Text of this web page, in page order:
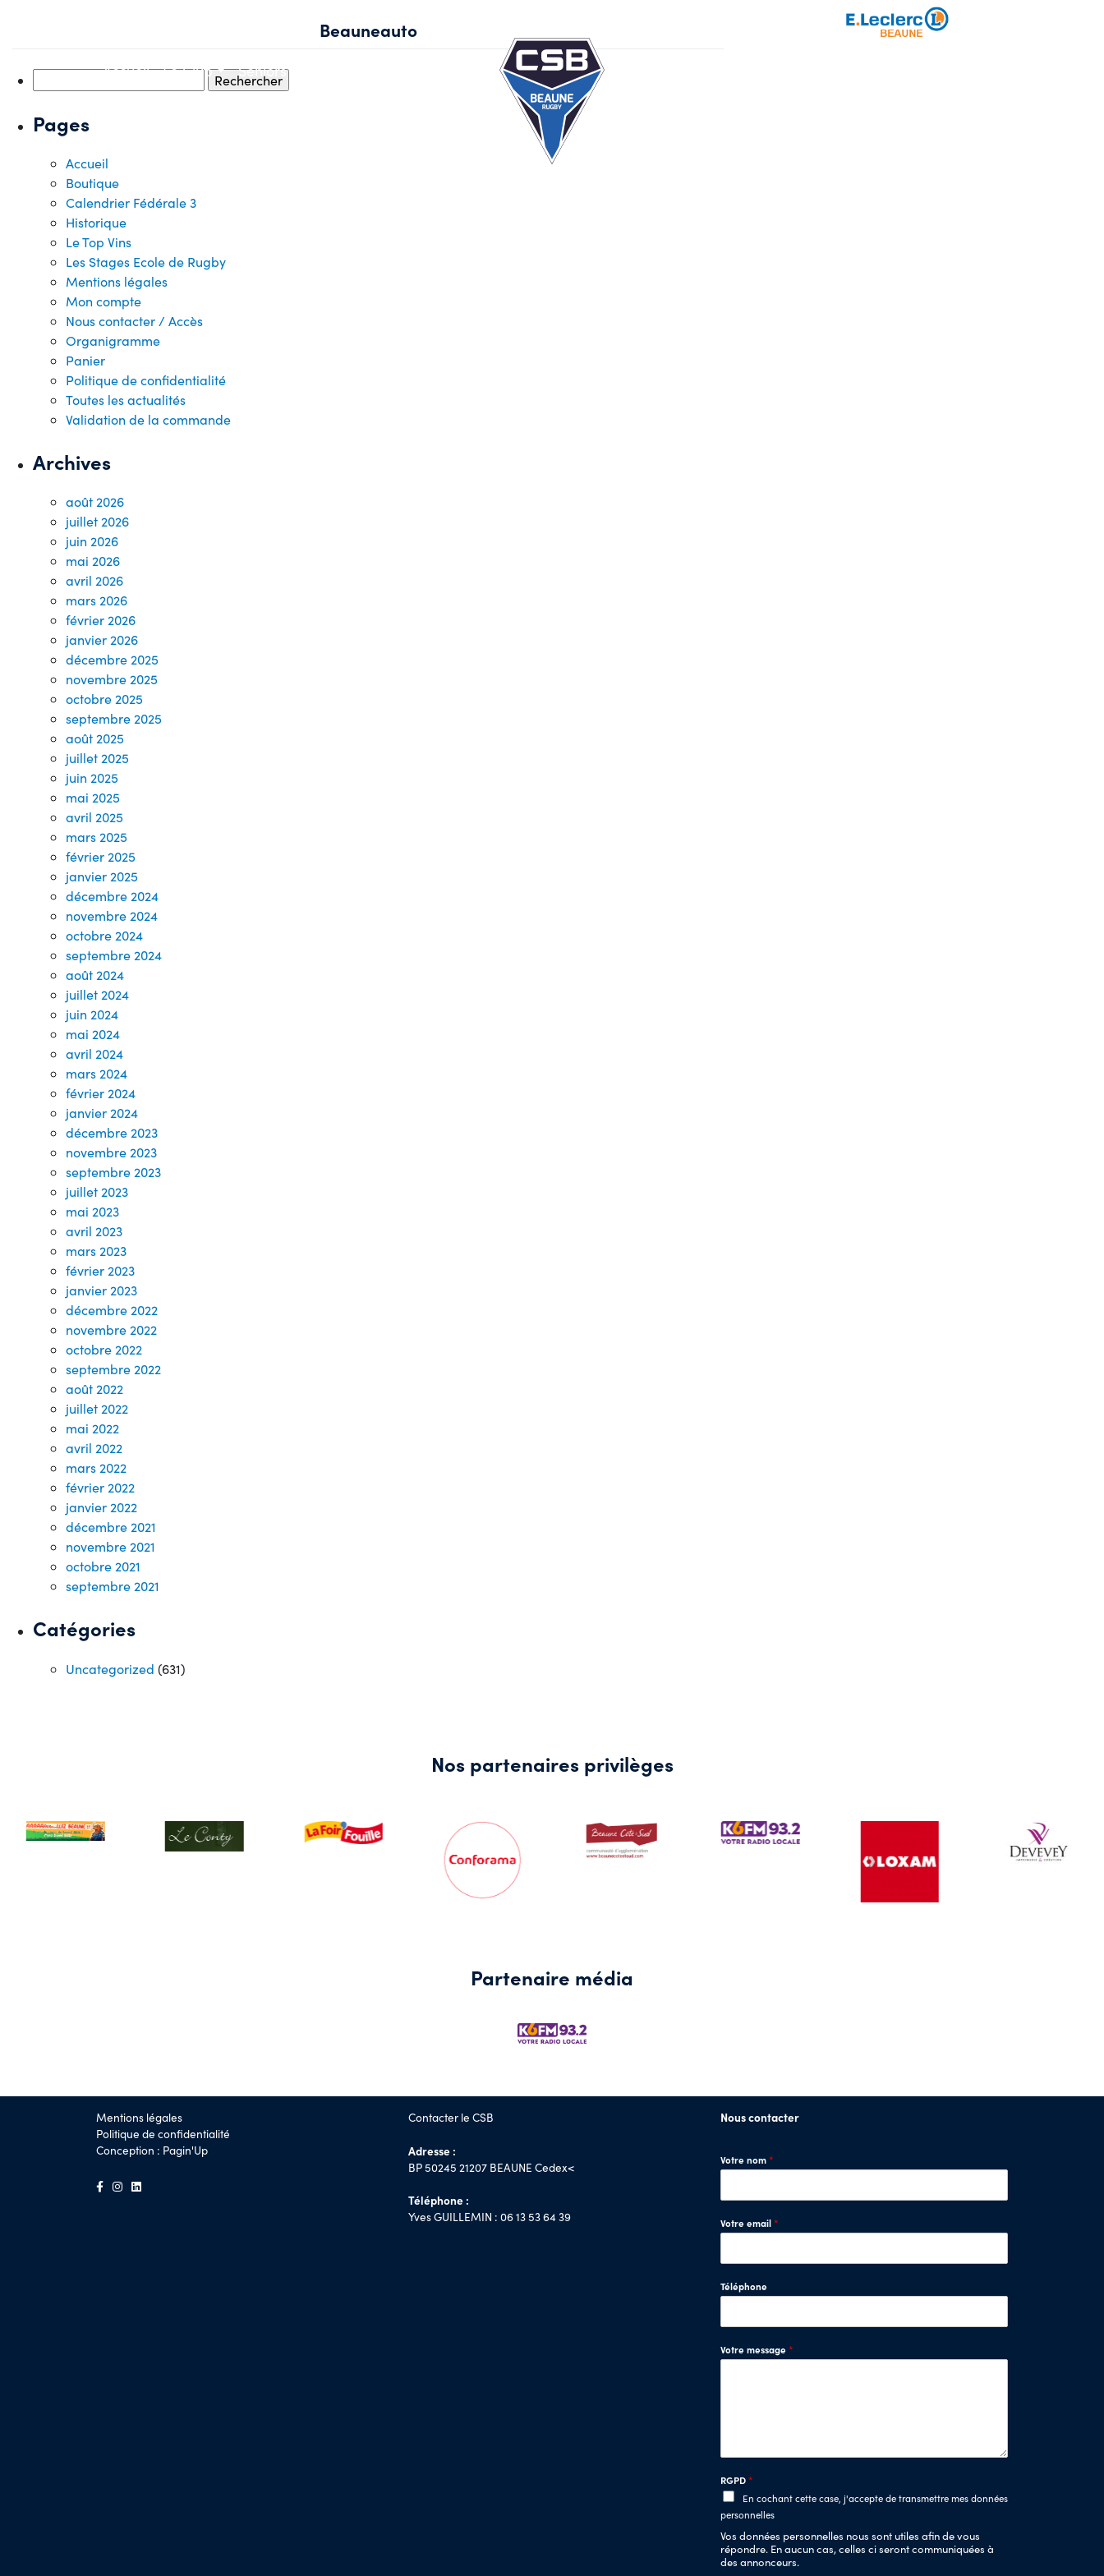
Accueil Le Club Seniors
Beauneauto
Pages
Accueil
Boutique
Calendrier Fédérale 3
Historique
Le Top Vins
Les Stages Ecole de Rugby
Mentions légales
Mon compte
Nous contacter / Accès
Organigramme
Panier
Politique de confidentialité
Toutes les actualités
Validation de la commande
Archives
août 2026
juillet 2026
juin 2026
mai 2026
avril 2026
mars 2026
février 2026
janvier 2026
décembre 2025
novembre 2025
octobre 2025
septembre 2025
août 2025
juillet 2025
juin 2025
mai 2025
avril 2025
mars 2025
février 2025
janvier 2025
décembre 2024
novembre 2024
octobre 2024
septembre 2024
août 2024
juillet 2024
juin 2024
mai 2024
avril 2024
mars 2024
février 2024
janvier 2024
décembre 2023
novembre 2023
septembre 2023
juillet 2023
mai 2023
avril 2023
mars 2023
février 2023
janvier 2023
décembre 2022
novembre 2022
octobre 2022
septembre 2022
août 2022
juillet 2022
mai 2022
avril 2022
mars 2022
février 2022
janvier 2022
décembre 2021
novembre 2021
octobre 2021
septembre 2021
Catégories
Uncategorized (631)
Nos partenaires privilèges
Partenaire média
Mentions légales
Politique de confidentialité
Conception : Pagin'Up
Contacter le CSB
Adresse :
BP 50245 21207 BEAUNE Cedex<
Téléphone :
Yves GUILLEMIN : 06 13 53 64 39
Nous contacter
Votre nom *
Votre email *
Téléphone
Votre message *
RGPD *
En cochant cette case, j'accepte de transmettre mes données
personnelles
Vos données personnelles nous sont utiles afin de vous
répondre. En aucun cas, celles ci seront communiquées à
des annonceurs.